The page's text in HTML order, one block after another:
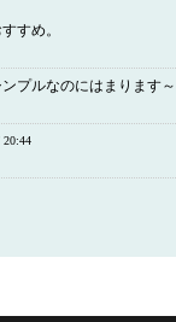
すめ。
プルなのにはまります
20:44